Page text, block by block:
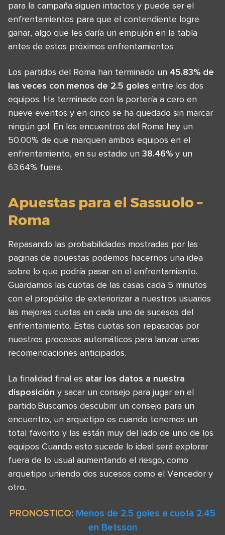
para la campaña siguen intactos y puede ser el
enfrentamientos para que el contendiente logre
ganar, algo que les daría un empujón en la tabla
antes de estos próximos enfrentamientos
Los partidos del Roma han terminado un 45.83% de
las veces con menos de 2.5 goles entre los dos
equipos. Ha terminado con la portería a cero en
nueve eventos y en cinco se ha quedado sin marcar
ningún gol. En los encuentros del Roma hay un
50.00% de que marquen ambos equipos en el
enfrentamiento, en su estadio un 38.46% y un
63.64% fuera.
Apuestas para el Sassuolo –
Roma
Repasando las probabilidades mostradas por las
paginas de apuestas podemos hacernos una idea
sobre lo que podría pasar en el enfrentamiento.
Guardamos las cuotas de las casas cada 5 minutos
con el propósito de exteriorizar a nuestros usuarios
las mejores cuotas en cada uno de sucesos del
enfrentamiento. Estas cuotas son repasadas por
nuestros procesos automáticos para lanzar unas
recomendaciones anticipados.
La finalidad final es atar los datos a nuestra
disposición y sacar un consejo para jugar en el
partido.Buscamos descubrir un consejo para un
encuentro, un arquetipo es cuando tenemos un
total favorito y las están muy del lado de uno de los
equipos Cuando esto sucede lo ideal será explorar
fuera de lo usual aumentando el riesgo, como
arquetipo uniendo dos sucesos como el Vencedor y
otro.
PRONOSTICO: Menos de 2.5 goles a cuota 2.45
en Betsson